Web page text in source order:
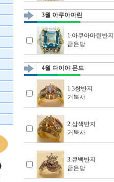
3월 아쿠아마린
1.아쿠아마린반지
금은당
4월 다이야 몬드
1.3쌍반지
거북사
2.삼색반지
거북사
3.큐백반지
금은당